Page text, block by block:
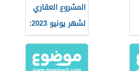
المشروع العقاري
لشهر يونيو 2023:
مشروع بيلتمور
الصفوح